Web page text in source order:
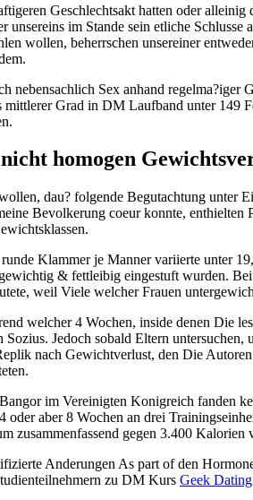
Geschlechtsakt hatten oder
unsereins im Stande sein etliche Schlusse
wollen, beherrschen unsereiner
nebensachlich Sex anhand regelma?iger
Grad in DM Laufband unter 149
homogen
dau? folgende Begutachtung unter
Bevolkerung coeur konnte, enthielten
Klammer je Manner variierte unter
& fettleibig eingestuft wurden.
weil Viele welcher Frauen
welcher 4 Wochen, inside denen Die
Jedoch sobald Eltern
nach Gewichtverlust, den Die
im Vereinigten Konigreich fanden
oder aber 8 Wochen an drei
zusammenfassend gegen 3.400 Kalorien
Anderungen As part of den
zu DM Kurs Geek